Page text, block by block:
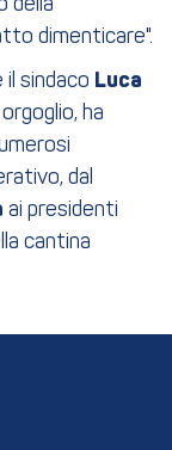
della
dimenticare".
sindaco Luca
ha
dal
ai presidenti
cantina